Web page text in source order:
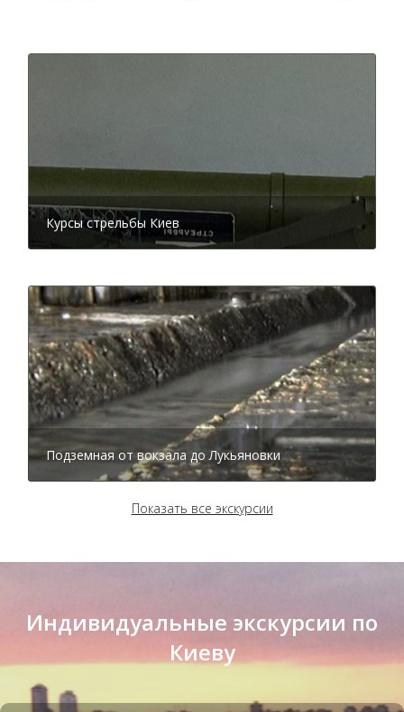
Курсы стрельбы Киев
Подземная от вокзала до Лукьяновки
Тир лазерный Киев
Показать все экскурсии
Индивидуальные экскурсии по
Киеву